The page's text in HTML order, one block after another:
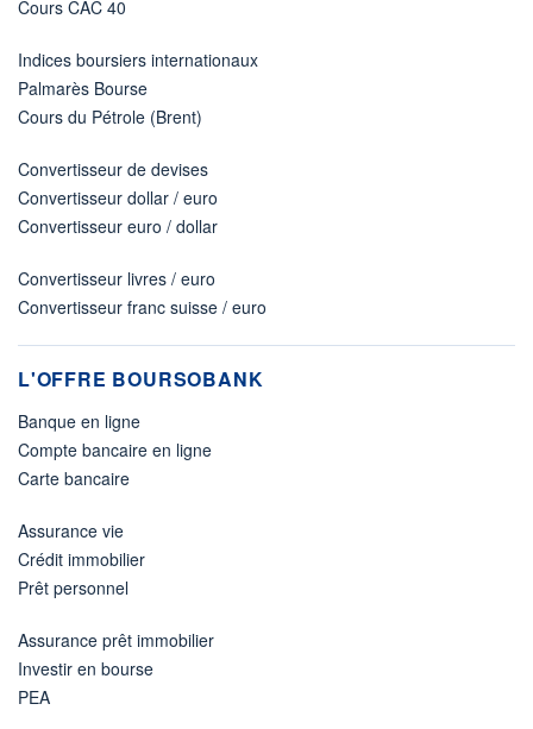
Cours CAC 40
Indices boursiers internationaux
Palmarès Bourse
Cours du Pétrole (Brent)
Convertisseur de devises
Convertisseur dollar / euro
Convertisseur euro / dollar
Convertisseur livres / euro
Convertisseur franc suisse / euro
L'OFFRE BOURSOBANK
Banque en ligne
Compte bancaire en ligne
Carte bancaire
Assurance vie
Crédit immobilier
Prêt personnel
Assurance prêt immobilier
Investir en bourse
PEA